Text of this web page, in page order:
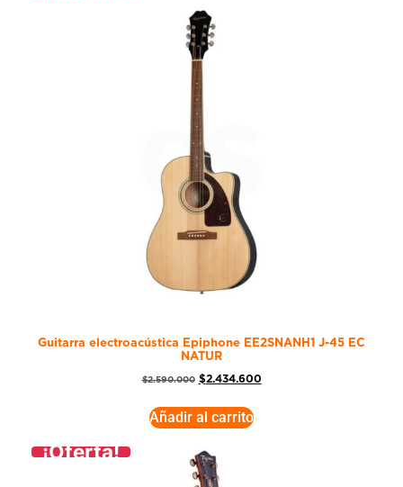
Guitarra electroacústica Epiphone EE2SNANH1 J-45 EC
NATUR
$2.590.000 $2.434.600
Añadir al carrito
¡Oferta!